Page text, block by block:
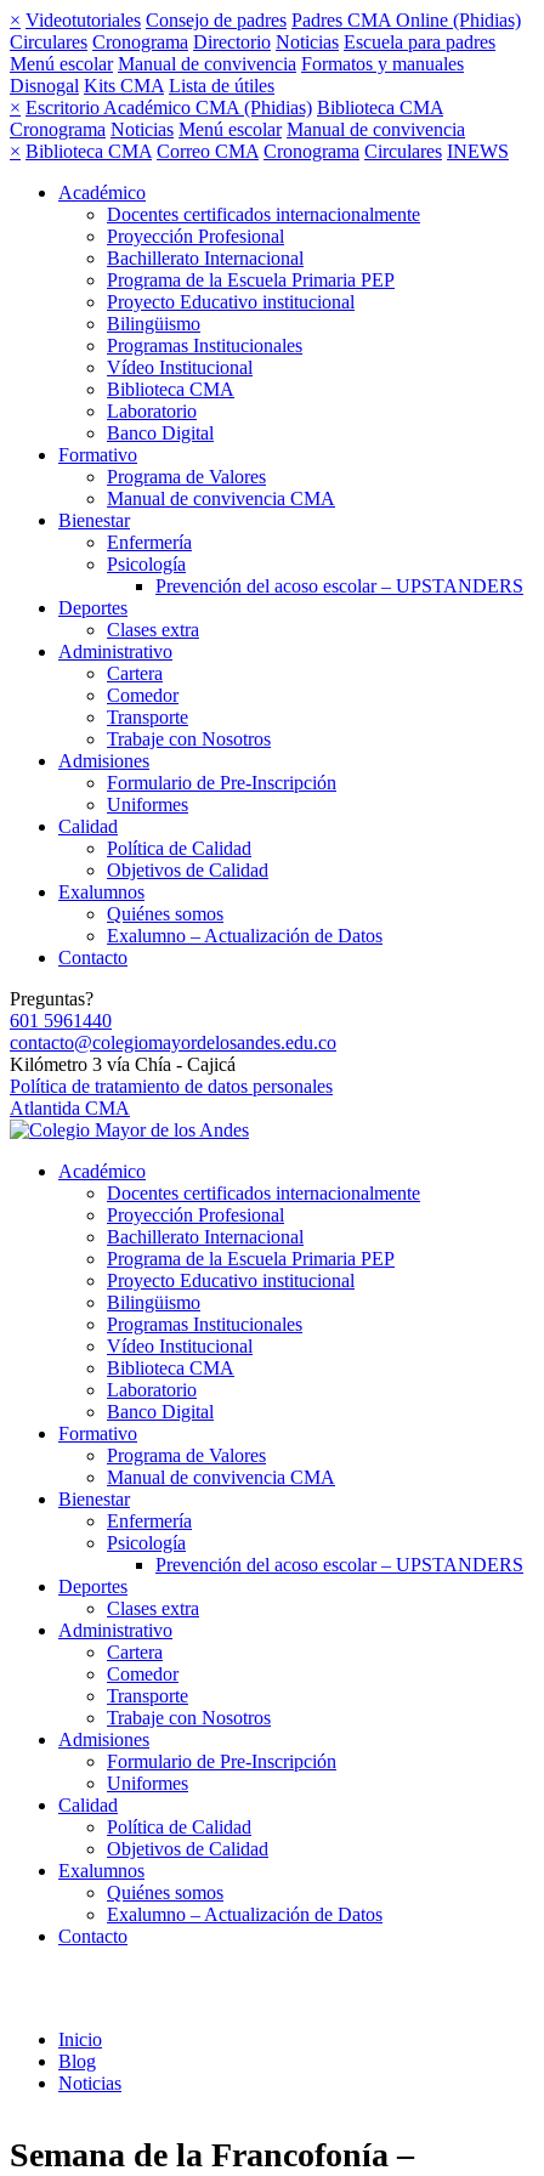
× Videotutoriales Consejo de padres Padres CMA Online (Phidias)
Circulares Cronograma Directorio Noticias Escuela para padres
Menú escolar Manual de convivencia Formatos y manuales
Disnogal Kits CMA Lista de útiles
× Escritorio Académico CMA (Phidias) Biblioteca CMA
Cronograma Noticias Menú escolar Manual de convivencia
× Biblioteca CMA Correo CMA Cronograma Circulares INEWS
Académico
Docentes certificados internacionalmente
Proyección Profesional
Bachillerato Internacional
Programa de la Escuela Primaria PEP
Proyecto Educativo institucional
Bilingüismo
Programas Institucionales
Vídeo Institucional
Biblioteca CMA
Laboratorio
Banco Digital
Formativo
Programa de Valores
Manual de convivencia CMA
Bienestar
Enfermería
Psicología
Prevención del acoso escolar – UPSTANDERS
Deportes
Clases extra
Administrativo
Cartera
Comedor
Transporte
Trabaje con Nosotros
Admisiones
Formulario de Pre-Inscripción
Uniformes
Calidad
Política de Calidad
Objetivos de Calidad
Exalumnos
Quiénes somos
Exalumno – Actualización de Datos
Contacto
Preguntas?
601 5961440
contacto@colegiomayordelosandes.edu.co
Kilómetro 3 vía Chía - Cajicá
Política de tratamiento de datos personales
Atlantida CMA
Académico
Docentes certificados internacionalmente
Proyección Profesional
Bachillerato Internacional
Programa de la Escuela Primaria PEP
Proyecto Educativo institucional
Bilingüismo
Programas Institucionales
Vídeo Institucional
Biblioteca CMA
Laboratorio
Banco Digital
Formativo
Programa de Valores
Manual de convivencia CMA
Bienestar
Enfermería
Psicología
Prevención del acoso escolar – UPSTANDERS
Deportes
Clases extra
Administrativo
Cartera
Comedor
Transporte
Trabaje con Nosotros
Admisiones
Formulario de Pre-Inscripción
Uniformes
Calidad
Política de Calidad
Objetivos de Calidad
Exalumnos
Quiénes somos
Exalumno – Actualización de Datos
Contacto
Inicio
Blog
Noticias
Semana de la Francofonía –